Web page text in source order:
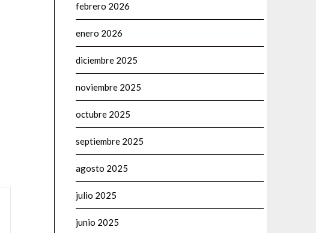
febrero 2026
enero 2026
diciembre 2025
noviembre 2025
octubre 2025
septiembre 2025
agosto 2025
julio 2025
junio 2025